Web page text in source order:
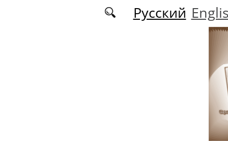
Перейти к основному содержаниюРусский